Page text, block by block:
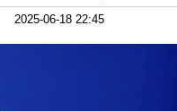
2025-06-18 22:45